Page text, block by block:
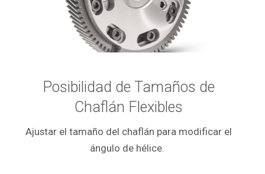
Posibilidad de Tamaños de
Chaflán Flexibles
Ajustar el tamaño del chaflán para modificar el
ángulo de hélice.